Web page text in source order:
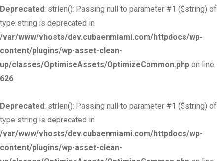
Deprecated: strlen(): Passing null to parameter #1 ($string) of
type string is deprecated in
/var/www/vhosts/dev.cubaenmiami.com/httpdocs/wp-
content/plugins/wp-asset-clean-
up/classes/OptimiseAssets/OptimizeCommon.php on line
626
Deprecated: strlen(): Passing null to parameter #1 ($string) of
type string is deprecated in
/var/www/vhosts/dev.cubaenmiami.com/httpdocs/wp-
content/plugins/wp-asset-clean-